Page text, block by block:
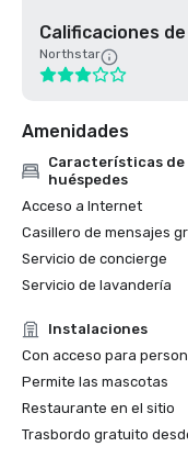
Calificaciones
Northstar
Amenidades
Características de
huéspedes
Acceso a Internet
Casillero de mensajes
Servicio de concierge
Servicio de lavandería
Instalaciones
Con acceso para
Permite las mascotas
Restaurante en el sitio
Trasbordo gratuito